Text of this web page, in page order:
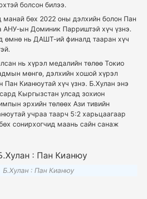
болсон билээ.
манай бөх 2022 оны дэлхийн болон Пан
АНУ-ын Доминик Парриштэй хүч үзнэ.
өмнө нь ДАШТ-ий финалд тааран хүч
нь хүрэл медалийн төлөө Токио
мөнгө, дэлхийн хошой хүрэл
Кианюутай хүч үзнэ. Б.Хулан энэ
Кыргызстан улсад зохион
эрхийн төлөөх Ази тивийн
учраа таарч 5:2 харьцаагаар
сонирхогчид маань сайн санаж
Б.Хулан : Пан Кианюу